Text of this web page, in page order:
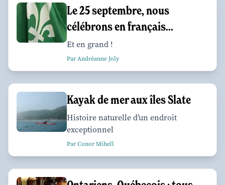
Le 25 septembre, nous
célébrons en français...
Et en grand !
Par Andréanne Joly
Kayak de mer aux îles Slate
Histoire naturelle d’un endroit
exceptionnel
Par Conor Mihell